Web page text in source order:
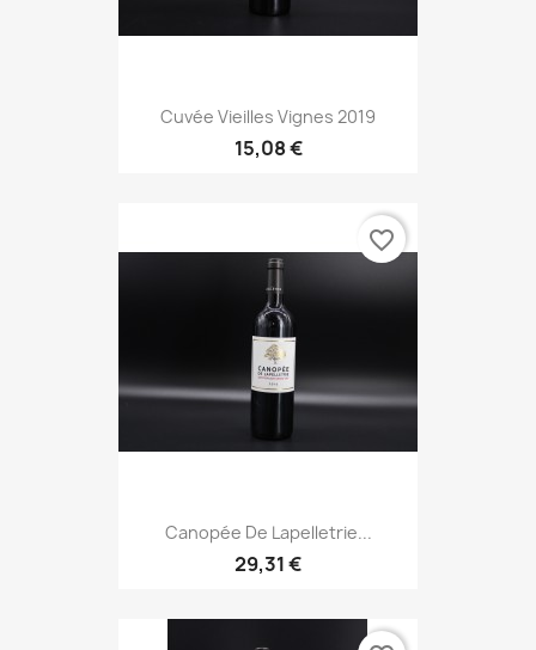
Cuvée Vieilles Vignes 2019
15,08 €
Canopée De Lapelletrie...
29,31 €
favorite_border